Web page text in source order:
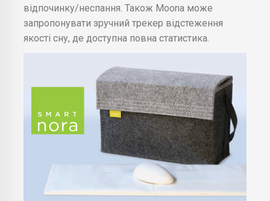
відпочинку/неспання. Також Moona може
запропонувати зручний трекер відстеження
якості сну, де доступна повна статистика.